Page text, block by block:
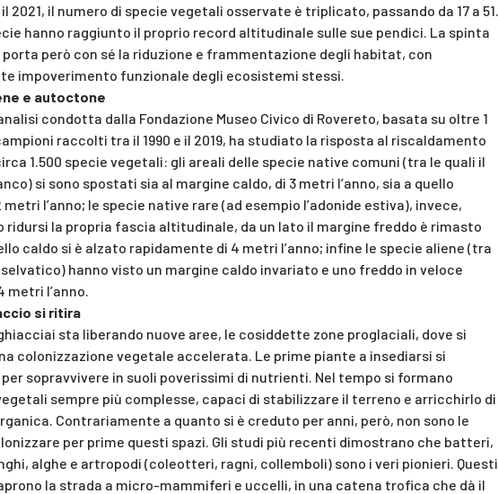
il 2021, il numero di specie vegetali osservate è triplicato, passando da 17 a 51.
hanno raggiunto il proprio record altitudinale sulle sue pendici. La spinta
porta però con sé la riduzione e frammentazione degli habitat, con
impoverimento funzionale degli ecosistemi stessi.
e autoctone
condotta dalla Fondazione Museo Civico di Rovereto, basata su oltre 1
raccolti tra il 1990 e il 2019, ha studiato la risposta al riscaldamento
1.500 specie vegetali: gli areali delle specie native comuni (tra le quali il
si sono spostati sia al margine caldo, di 3 metri l’anno, sia a quello
metri l’anno; le specie native rare (ad esempio l’adonide estiva), invece,
ridursi la propria fascia altitudinale, da un lato il margine freddo è rimasto
caldo si è alzato rapidamente di 4 metri l’anno; infine le specie aliene (tra
hanno visto un margine caldo invariato e uno freddo in veloce
metri l’anno.
si ritira
sta liberando nuove aree, le cosiddette zone proglaciali, dove si
colonizzazione vegetale accelerata. Le prime piante a insediarsi si
sopravvivere in suoli poverissimi di nutrienti. Nel tempo si formano
sempre più complesse, capaci di stabilizzare il terreno e arricchirlo di
Contrariamente a quanto si è creduto per anni, però, non sono le
per prime questi spazi. Gli studi più recenti dimostrano che batteri,
alghe e artropodi (coleotteri, ragni, collemboli) sono i veri pionieri. Questi
la strada a micro-mammiferi e uccelli, in una catena trofica che dà il